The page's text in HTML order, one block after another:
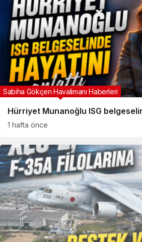
Hürriyet Munanoğlu ISG
Sabiha Gökçen Havalimanı Haberleri
1 hafta önce